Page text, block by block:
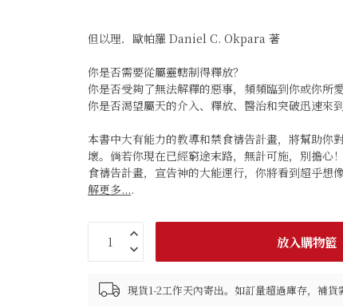
但以理．歐帕羅 Daniel C. Okpara 著
你是否需要從屬靈轄制得釋放？
你是否受夠了無法解釋的惡事，頻頻臨到你或你所
你是否渴望屬天的介入、釋放、醫治和突破迅速來到
本書中大有能力的教導和禁食禱告計畫，將幫助你
壞。倘若你現在已經窮途末路，無計可施，別擔心
食禱告計畫，宣告神的大能運行，你將看到超乎想
解更多....
放入購物籃
現貨1-2工作天內寄出。如訂量超過庫存，補貨